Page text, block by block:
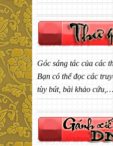
Góc sáng tác của các
Bạn có thể đọc các
tùy bút, bài khảo cứu,…